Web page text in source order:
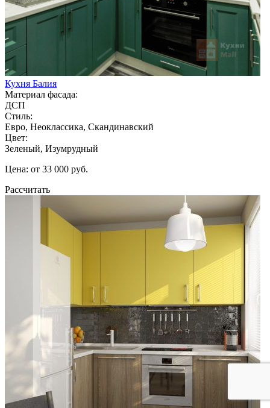
Кухня Балия
Материал фасада:
ДСП
Стиль:
Евро, Неоклассика, Скандинавский
Цвет:
Зеленый, Изумрудный
Цена: от 33 000 руб.
Рассчитать